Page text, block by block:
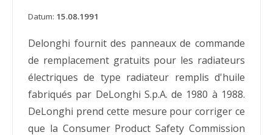
Datum: 15.08.1991
Delonghi fournit des panneaux de commande
de remplacement gratuits pour les radiateurs
électriques de type radiateur remplis d'huile
fabriqués par DeLonghi S.p.A. de 1980 à 1988.
DeLonghi prend cette mesure pour corriger ce
que la Consumer Product Safety Commission